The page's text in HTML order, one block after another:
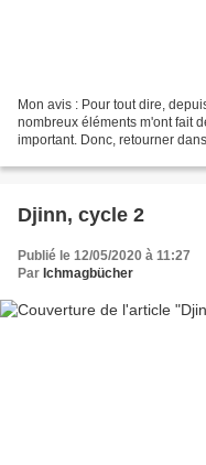
Mon avis : Pour tout dire,
nombreux éléments m'ont fait
important. Donc, retourner
Djinn, cycle 2
Publié le 12/05/2020 à 11:27
Par Ichmagbücher